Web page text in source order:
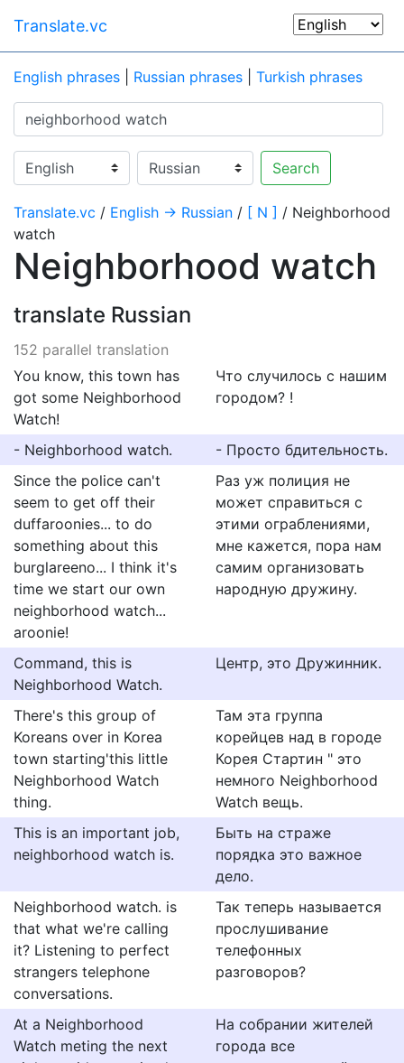
Translate.vc
English phrases Russian phrases Turkish phrases
Search
Translate.vc / English → Russian / [ N ] / Neighborhood
watch
Neighborhood watch
translate Russian
152 parallel translation
You know, this town has
got some Neighborhood
Watch!
Что случилось с нашим
городом? !
- Neighborhood watch.
- Просто бдительность.
Since the police can't
seem to get off their
duffaroonies... to do
something about this
burglareeno... I think it's
time we start our own
neighborhood watch...
aroonie!
Раз уж полиция не
может справиться с
этими ограблениями,
мне кажется, пора нам
самим организовать
народную дружину.
Command, this is
Neighborhood Watch.
Центр, это Дружинник.
There's this group of
Koreans over in Korea
town starting'this little
Neighborhood Watch
thing.
Там эта группа
корейцев над в городе
Корея Стартин " это
немного Neighborhood
Watch вещь.
Τhis is an important job,
neighborhood watch is.
Быть на страже
порядка это важное
дело.
Neighborhood watch. is
that what we're calling
it? Listening to perfect
strangers telephone
conνersations.
Так теперь называется
прослушивание
телефонных
разговоров?
At a Neighborhood
Watch meting the next
На собрании жителей
города все